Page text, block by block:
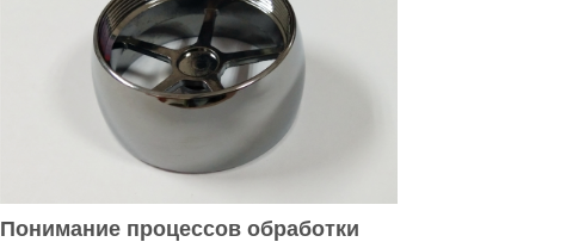
Понимание процессов обработки